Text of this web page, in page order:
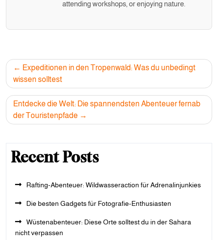
attending workshops, or enjoying nature.
Post
navigation
Expeditionen in den Tropenwald: Was du unbedingt
wissen solltest
Entdecke die Welt: Die spannendsten Abenteuer fernab
der Touristenpfade
Recent Posts
Rafting-Abenteuer: Wildwasseraction für Adrenalinjunkies
Die besten Gadgets für Fotografie-Enthusiasten
Wüstenabenteuer: Diese Orte solltest du in der Sahara
nicht verpassen